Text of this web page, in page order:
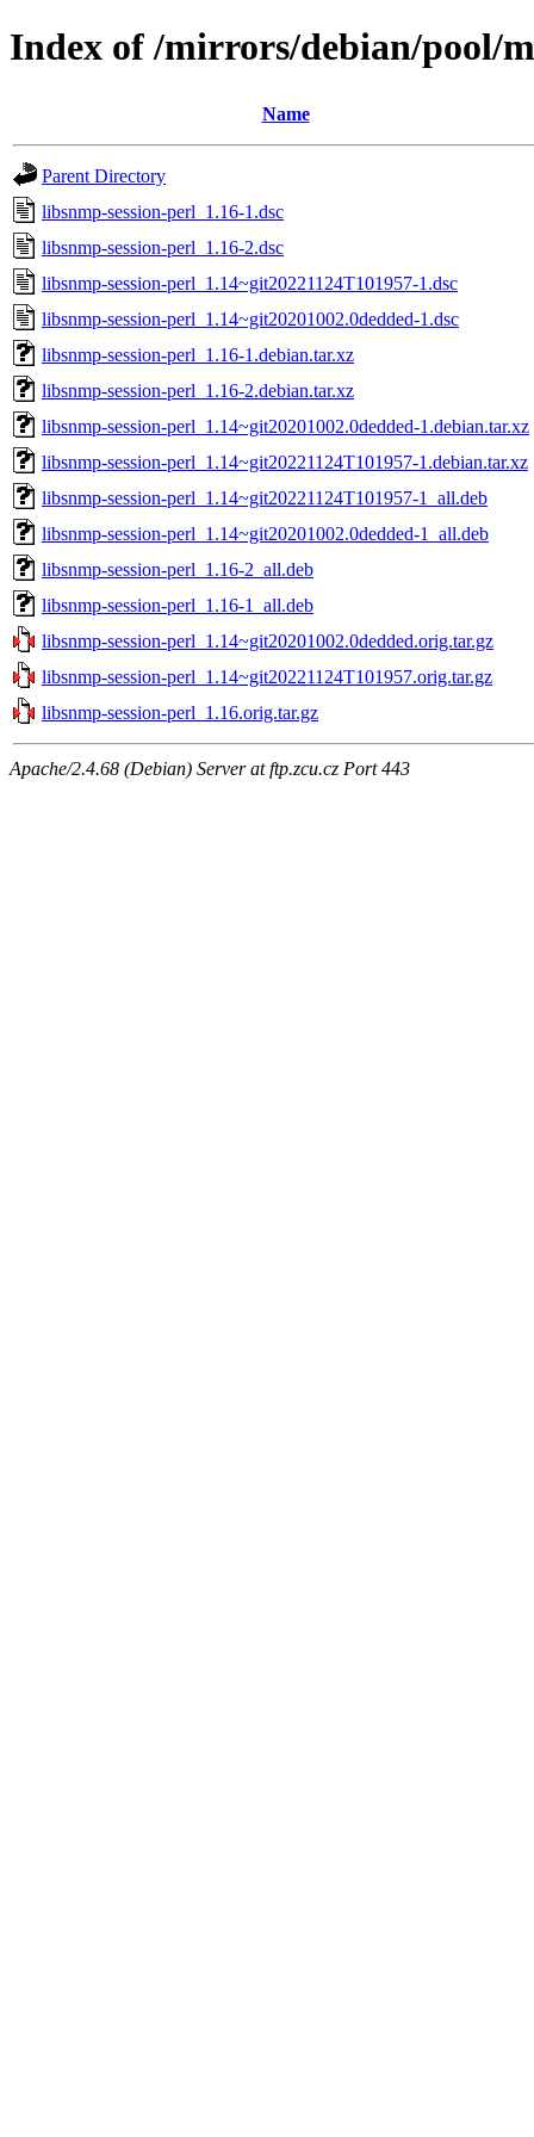
Index of /mirrors/debian/pool/
Name
Parent Directory
libsnmp-session-perl_1.16-1.dsc
libsnmp-session-perl_1.16-2.dsc
libsnmp-session-perl_1.14~git20221124T101957-1.dsc
libsnmp-session-perl_1.14~git20201002.0dedded-1.dsc
libsnmp-session-perl_1.16-1.debian.tar.xz
libsnmp-session-perl_1.16-2.debian.tar.xz
libsnmp-session-perl_1.14~git20201002.0dedded-1.debian.tar.xz
libsnmp-session-perl_1.14~git20221124T101957-1.debian.tar.xz
libsnmp-session-perl_1.14~git20221124T101957-1_all.deb
libsnmp-session-perl_1.14~git20201002.0dedded-1_all.deb
libsnmp-session-perl_1.16-2_all.deb
libsnmp-session-perl_1.16-1_all.deb
libsnmp-session-perl_1.14~git20201002.0dedded.orig.tar.gz
libsnmp-session-perl_1.14~git20221124T101957.orig.tar.gz
libsnmp-session-perl_1.16.orig.tar.gz
Apache/2.4.68 (Debian) Server at ftp.zcu.cz Port 443